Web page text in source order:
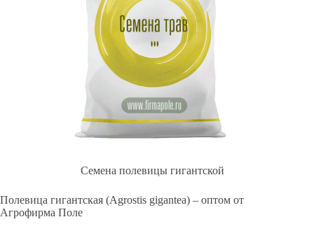
Семена полевицы гигантской
Полевица гигантская (Agrostis gigantea) – оптом от
Агрофирма Поле